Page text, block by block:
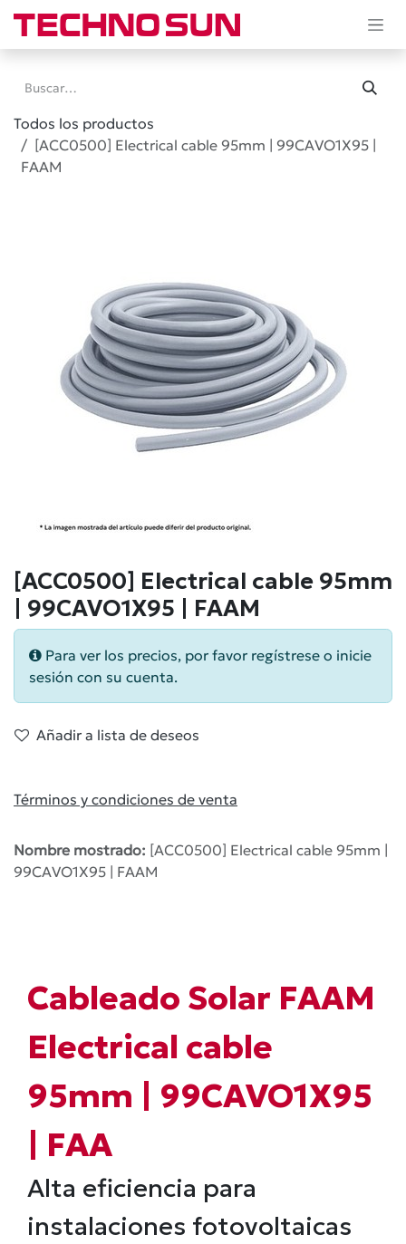
Ir al contenido
Todos los productos
[ACC0500] Electrical cable 95mm | 99CAVO1X95 |
FAAM
[ACC0500] Electrical cable 95mm
| 99CAVO1X95 | FAAM
Para ver los precios, por favor regístrese o inicie
sesión con su cuenta.
Añadir a lista de deseos
Términos y condiciones de venta
Nombre mostrado: [ACC0500] Electrical cable 95mm |
99CAVO1X95 | FAAM
Cableado Solar FAAM
Electrical cable
95mm | 99CAVO1X95
| FAA
Alta eficiencia para
instalaciones fotovoltaicas